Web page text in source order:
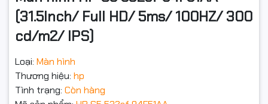
(31.5Inch/ Full HD/ 5ms/ 100HZ/ 300
cd/m2/ IPS)
Loại: Màn hình
Thương hiệu: hp
Tình trạng: Còn hàng
Thời gian đáp
ứng
5ms
Tần số quét
Độ sáng 300cd/m2